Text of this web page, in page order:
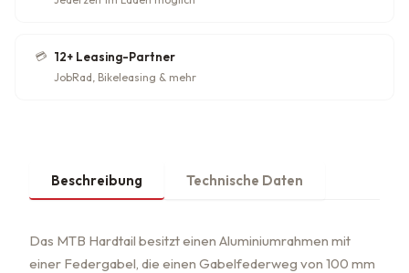
💳 12+ Leasing-Partner
JobRad, Bikeleasing & mehr
Beschreibung Technische Daten
Das MTB Hardtail besitzt einen Aluminiumrahmen mit
einer Federgabel, die einen Gabelfederweg von 100 mm